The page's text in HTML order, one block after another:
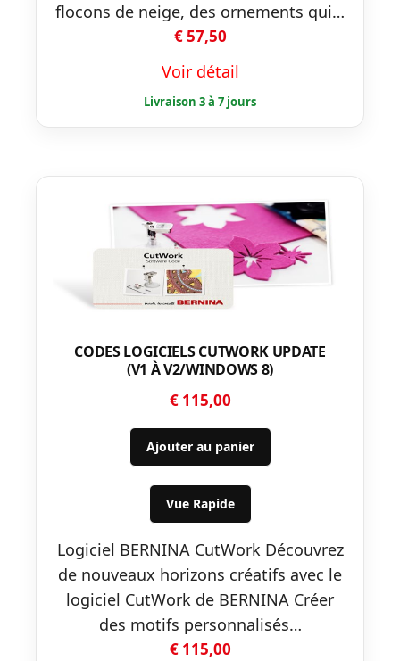
flocons de neige, des ornements qui…
€57,50
Voir détail
CODES LOGICIELS CUTWORK UPDATE
(V1 À V2/WINDOWS 8)
€115,00
Ajouter au panier
Vue Rapide
Logiciel BERNINA CutWork Découvrez
de nouveaux horizons créatifs avec le
logiciel CutWork de BERNINA Créer
des motifs personnalisés…
€115,00